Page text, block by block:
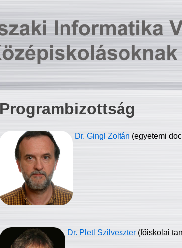
Programbizottság
Dr. Gingl Zoltán (egyetemi
Dr. Pletl Szilveszter (főiskolai